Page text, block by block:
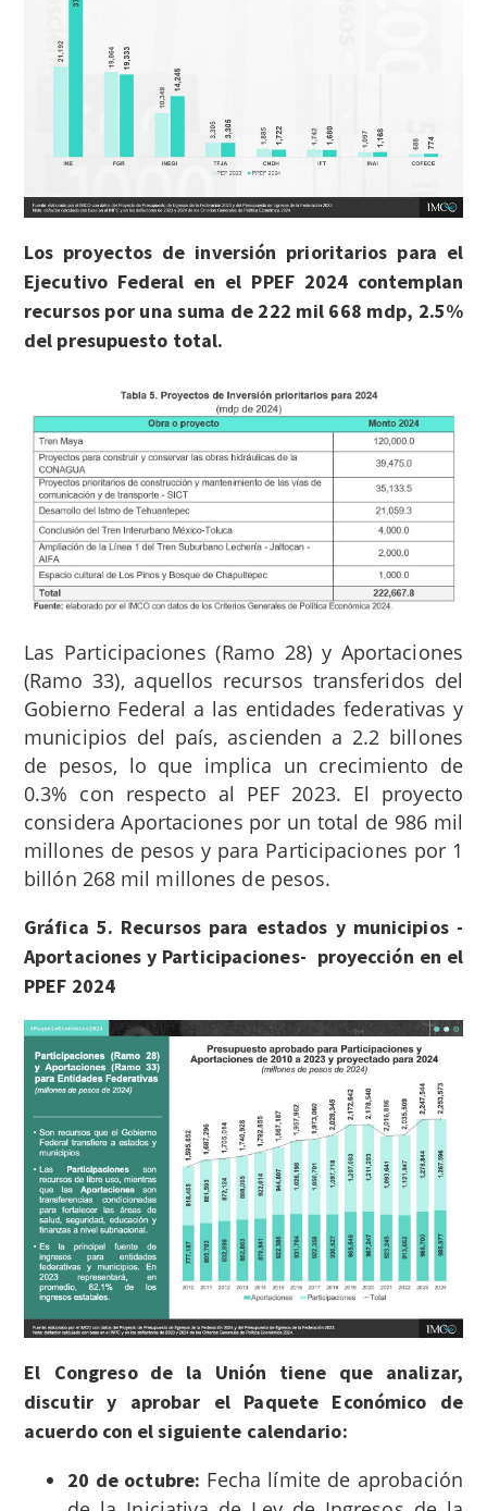
Los proyectos de inversión prioritarios para el
Ejecutivo Federal en el PPEF 2024 contemplan
recursos por una suma de 222 mil 668 mdp, 2.5%
del presupuesto total.
Las Participaciones (Ramo 28) y Aportaciones
(Ramo 33), aquellos recursos transferidos del
Gobierno Federal a las entidades federativas y
municipios del país, ascienden a 2.2 billones
de pesos, lo que implica un crecimiento de
0.3% con respecto al PEF 2023. El proyecto
considera Aportaciones por un total de 986 mil
millones de pesos y para Participaciones por 1
billón 268 mil millones de pesos.
Gráfica 5. Recursos para estados y municipios -
Aportaciones y Participaciones- proyección en el
PPEF 2024
El
Congreso de la Unión tiene que analizar,
discutir y aprobar el Paquete Económico de
acuerdo con el siguiente calendario:
20 de octubre: Fecha límite de aprobación